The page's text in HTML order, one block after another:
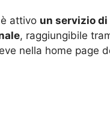
attivo un servizio
, raggiungibile
nella home page